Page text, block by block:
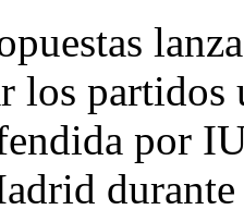
los partidos
por